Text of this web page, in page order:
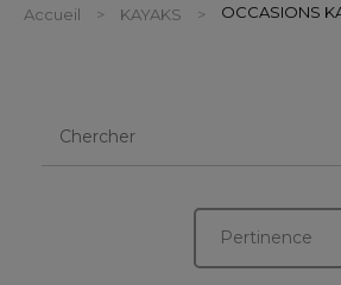
Accueil KAYAKS OCCASIONS
Pertinence